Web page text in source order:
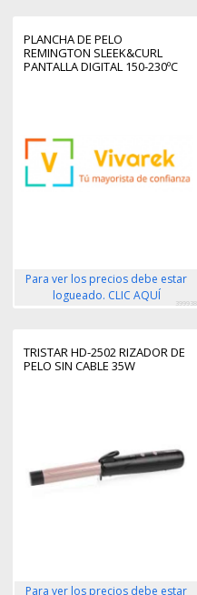
PLANCHA DE PELO
REMINGTON SLEEK&CURL
PANTALLA DIGITAL 150-230ºC
Para ver los precios debe estar
logueado. CLIC AQUÍ
399938
TRISTAR HD-2502 RIZADOR DE
PELO SIN CABLE 35W
Para ver los precios debe estar